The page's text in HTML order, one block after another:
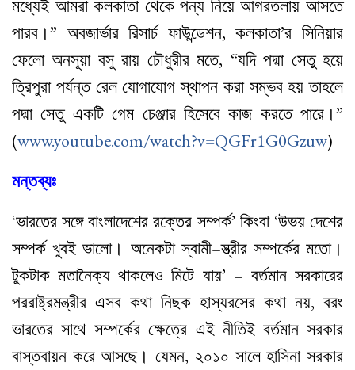
মধ্যেই আমরা কলকাতা থেকে পন্য নিয়ে আগরতলায় আসতে
পারব।” অবজার্ভার রিসার্চ ফাউন্ডেশন, কলকাতা’র সিনিয়ার
ফেলো অনসূয়া বসু রায় চৌধুরীর মতে, “যদি পদ্মা সেতু হয়ে
ত্রিপুরা পর্যন্ত রেল যোগাযোগ স্থাপন করা সম্ভব হয় তাহলে
পদ্মা সেতু একটি গেম চেঞ্জার হিসেবে কাজ করতে পারে।”
(www.youtube.com/watch?v=QGFr1G0Gzuw)
মন্তব্যঃ
‘ভারতের সঙ্গে বাংলাদেশের রক্তের সম্পর্ক’ কিংবা ‘উভয় দেশের
সম্পর্ক খুবই ভালো। অনেকটা স্বামী–স্ত্রীর সম্পর্কের মতো।
টুকটাক মতানৈক্য থাকলেও মিটে যায়’ – বর্তমান সরকারের
পররাষ্ট্রমন্ত্রীর এসব কথা নিছক হাস্যরসের কথা নয়, বরং
ভারতের সাথে সম্পর্কের ক্ষেত্রে এই নীতিই বর্তমান সরকার
বাস্তবায়ন করে আসছে। যেমন, ২০১০ সালে হাসিনা সরকার